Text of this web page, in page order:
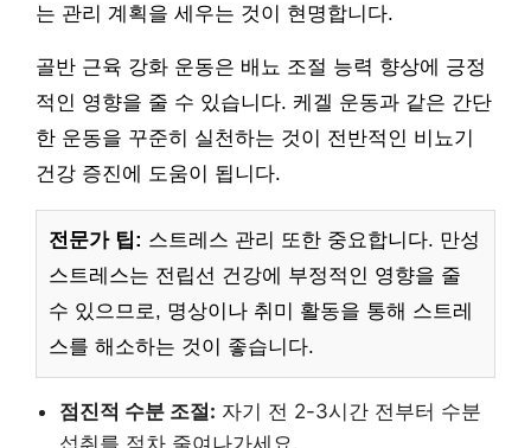
는 관리 계획을 세우는 것이 현명합니다.
골반 근육 강화 운동은 배뇨 조절 능력 향상에 긍정
적인 영향을 줄 수 있습니다. 케겔 운동과 같은 간단
한 운동을 꾸준히 실천하는 것이 전반적인 비뇨기
건강 증진에 도움이 됩니다.
전문가 팁: 스트레스 관리 또한 중요합니다. 만성
스트레스는 전립선 건강에 부정적인 영향을 줄
수 있으므로, 명상이나 취미 활동을 통해 스트레
스를 해소하는 것이 좋습니다.
점진적 수분 조절: 자기 전 2-3시간 전부터 수분
섭취를 점차 줄여나가세요.